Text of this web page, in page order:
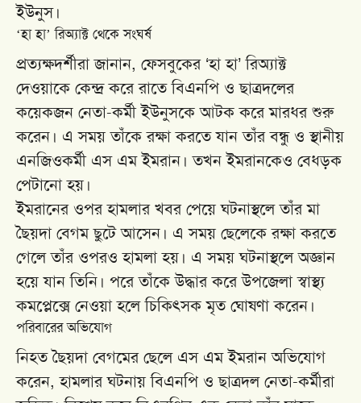
ইউনুস।
‘হা হা’ রিঅ্যাক্ট থেকে সংঘর্ষ
প্রত্যক্ষদর্শীরা জানান, ফেসবুকের ‘হা হা’ রিঅ্যাক্ট
দেওয়াকে কেন্দ্র করে রাতে বিএনপি ও ছাত্রদলের
কয়েকজন নেতা-কর্মী ইউনুসকে আটক করে মারধর শুরু
করেন। এ সময় তাঁকে রক্ষা করতে যান তাঁর বন্ধু ও স্থানীয়
এনজিওকর্মী এস এম ইমরান। তখন ইমরানকেও বেধড়ক
পেটানো হয়।
ইমরানের ওপর হামলার খবর পেয়ে ঘটনাস্থলে তাঁর মা
ছৈয়দা বেগম ছুটে আসেন। এ সময় ছেলেকে রক্ষা করতে
গেলে তাঁর ওপরও হামলা হয়। এ সময় ঘটনাস্থলে অজ্ঞান
হয়ে যান তিনি। পরে তাঁকে উদ্ধার করে উপজেলা স্বাস্থ্য
কমপ্লেক্সে নেওয়া হলে চিকিৎসক মৃত ঘোষণা করেন।
পরিবারের অভিযোগ
নিহত ছৈয়দা বেগমের ছেলে এস এম ইমরান অভিযোগ
করেন, হামলার ঘটনায় বিএনপি ও ছাত্রদল নেতা-কর্মীরা